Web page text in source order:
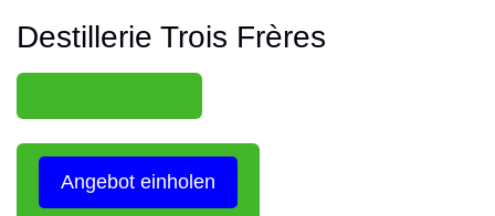
Destillerie Trois Frères
Angebot einholen